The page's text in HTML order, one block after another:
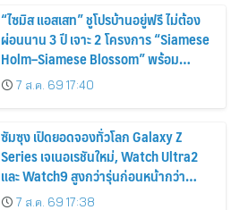
“ไซมิส แอสเสท” ชูโปรบ้านอยู่ฟรี ไม่ต้อง
ผ่อนนาน 3 ปี เจาะ 2 โครงการ “Siamese
Holm–Siamese Blossom” พร้อม
ส่วนลดและสิทธิพิเศษถึง 31 สิงหาคม
2569
7 ส.ค. 69 17:40
ซัมซุง เปิดยอดจองทั่วโลก Galaxy Z
Series เจเนอเรชันใหม่, Watch Ultra2
และ Watch9 สูงกว่ารุ่นก่อนหน้ากว่า
30%7 ส.ค. 69 17:38